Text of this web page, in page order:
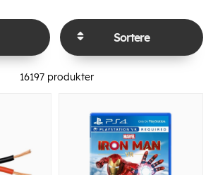
Sortere
16197produkter